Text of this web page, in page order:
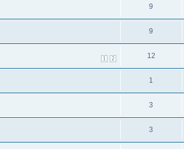
9
9
1 2 12
1
3
3